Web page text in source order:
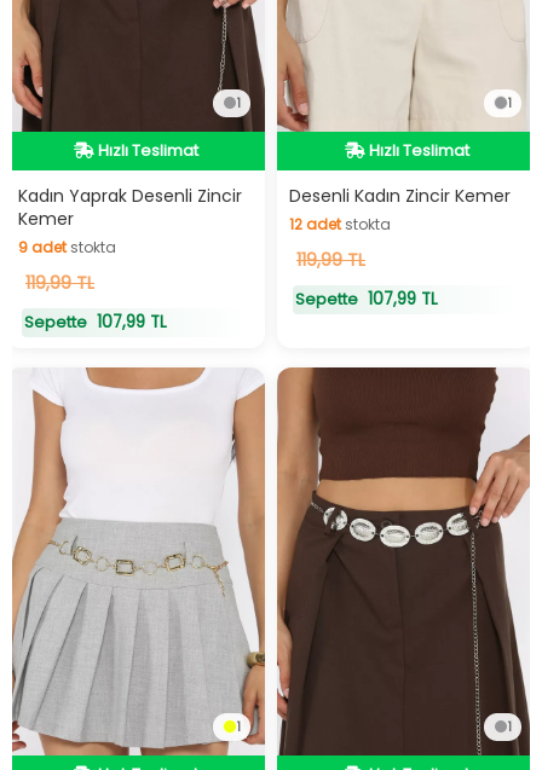
1
Hızlı Teslimat
Hızlı Teslimat
Kadın Yaprak Desenli Zincir
Kemer
9adetstokta
9adetstokta
119,99 TL
Sepette 107,99 TL
1
Hızlı Teslimat
Hızlı Teslimat
Desenli Kadın Zincir Kemer
12adetstokta
12adetstokta
119,99 TL
Sepette 107,99 TL
1 1